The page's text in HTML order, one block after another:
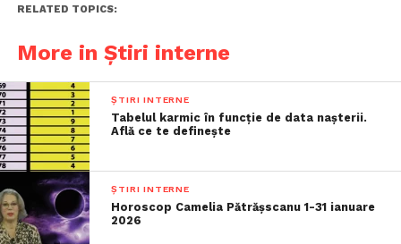
RELATED TOPICS:
More in Știri interne
ȘTIRI INTERNE
Tabelul karmic în funcție de data nașterii.
Află ce te definește
ȘTIRI INTERNE
Horoscop Camelia Pătrășscanu 1-31 ianuare
2026